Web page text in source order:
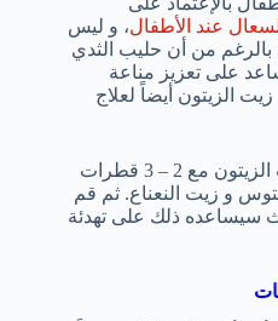
عند الأطفال، و ليس
بالرغم من أن حليب الثدي
على تعزيز مناعة
زيت الزيتون أيضاً لعلاج
قم بخلط 4 ملاعق صغيرة من زيت الزيتون مع 2 – 3 قطرات
و زيت النعناع. ثم قم
سيساعده ذلك على تهدئة